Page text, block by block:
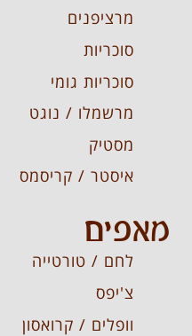
מרציפנים
סוכריות
סוכריות גומי
מרשמלו / נוגט
מסטיק
איסטר / קריסמס
מאפים
לחם / טורטייה
צ'יפס
וופלים / קרואסון